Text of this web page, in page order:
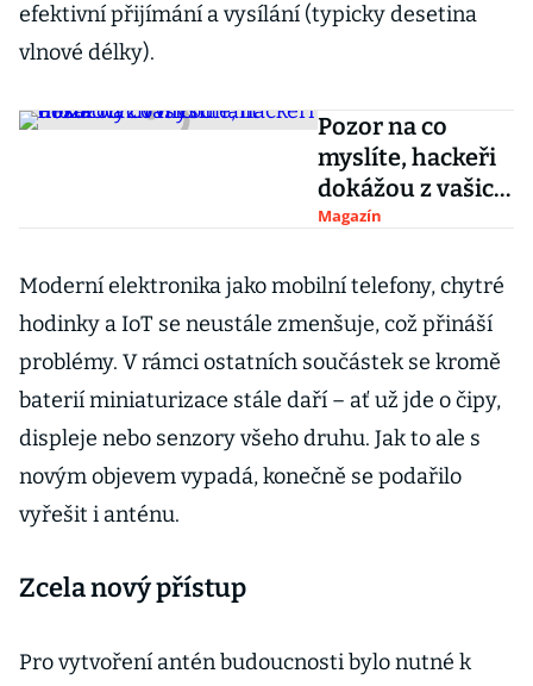
efektivní přijímání a vysílání (typicky desetina
vlnové délky).
Pozor na co
myslíte, hackeři
dokážou z vašich
mozkových vln
Magazín
Moderní elektronika jako mobilní telefony, chytré
hodinky a IoT se neustále zmenšuje, což přináší
problémy. V rámci ostatních součástek se kromě
baterií miniaturizace stále daří – ať už jde o čipy,
displeje nebo senzory všeho druhu. Jak to ale s
novým objevem vypadá, konečně se podařilo
vyřešit i anténu.
Zcela nový přístup
Pro vytvoření antén budoucnosti bylo nutné k